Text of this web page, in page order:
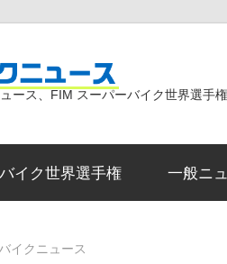
気
に
ース、FIM スーパーバイク世界選手
イク世界選手権 一般ニ
イクニュース